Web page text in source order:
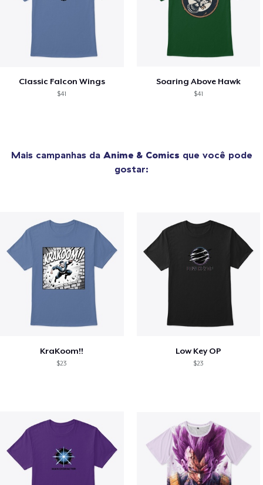
Classic Falcon Wings
$41
Soaring Above Hawk
$41
Mais campanhas da Anime & Comics que você pode
gostar:
KraKoom!!
$23
Low Key OP
$23